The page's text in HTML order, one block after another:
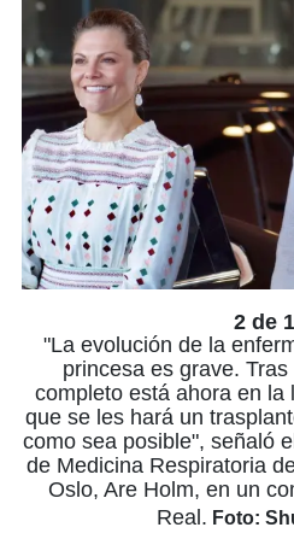
2 de
"La evolución de la
princesa es grave.
completo está ahora en la
que se les hará un
como sea posible", señaló
de Medicina Respiratoria
Oslo, Are Holm, en un
Real. Foto: